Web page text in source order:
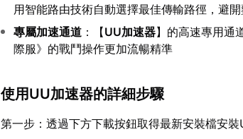
用智能路由技術自動選擇最佳傳輸路徑，避
專屬加速通道 ：【UU加速器】的高速專用通
際服》的戰鬥操作更加流暢精準
使用UU加速器的詳細步驟
第一步：透過下方下載按鈕取得最新安裝檔安裝